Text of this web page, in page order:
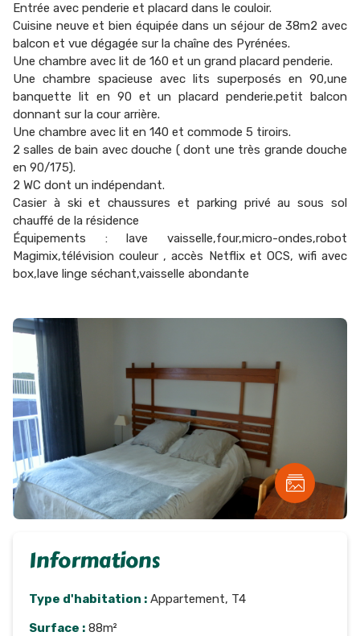
Entrée avec penderie et placard dans le couloir.
Cuisine neuve et bien équipée dans un séjour de 38m2 avec
balcon et vue dégagée sur la chaîne des Pyrénées.
Une chambre avec lit de 160 et un grand placard penderie.
Une chambre spacieuse avec lits superposés en 90,une
banquette lit en 90 et un placard penderie.petit balcon
donnant sur la cour arrière.
Une chambre avec lit en 140 et commode 5 tiroirs.
2 salles de bain avec douche ( dont une très grande douche
en 90/175).
2 WC dont un indépendant.
Casier à ski et chaussures et parking privé au sous sol
chauffé de la résidence
Équipements : lave vaisselle,four,micro-ondes,robot
Magimix,télévision couleur , accès Netflix et OCS, wifi avec
box,lave linge séchant,vaisselle abondante
Informations
Type d'habitation : Appartement, T4
Surface : 88m²